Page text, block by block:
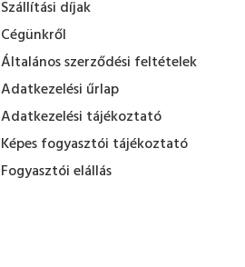
Szállítási díjak
Cégünkről
Általános szerződési feltételek
Adatkezelési űrlap
Adatkezelési tájékoztató
Képes fogyasztói tájékoztató
Fogyasztói elállás